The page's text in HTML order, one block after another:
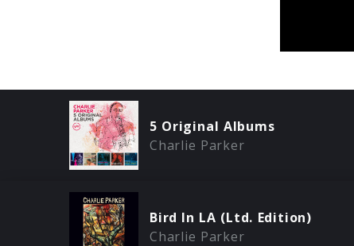
5 Original Albums
Charlie Parker
Bird In LA (Ltd. Edition)
Charlie Parker